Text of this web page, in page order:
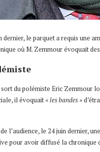
dernier, le parquet a requis une
où M. Zemmour évoquait
du polémiste Eric Zemmour
il évoquait« les bandes »
l’audience, le 24 juin dernier,
pour avoir diffusé la chronique